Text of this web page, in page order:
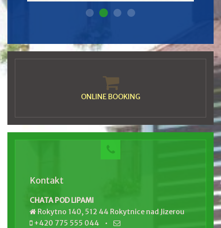
Lyzarska Skola 1
Lyzarska Skola 2
Lyzarska Skola 3
ONLINE BOOKING
Kontakt
CHATA POD LIPAMI
Rokytno 140, 512 44 Rokytnice nad Jizerou
+420 775 555 044 •